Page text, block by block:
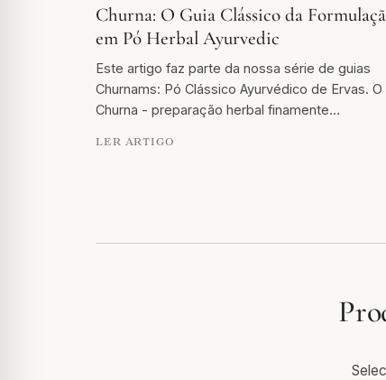
Churna: O Guia Clássico da
em Pó Herbal Ayurvedic
Este artigo faz parte da nossa série de guias
Churnams: Pó Clássico Ayurvédico de Ervas. O
Churna - preparação herbal finamente…
LER ARTIGO